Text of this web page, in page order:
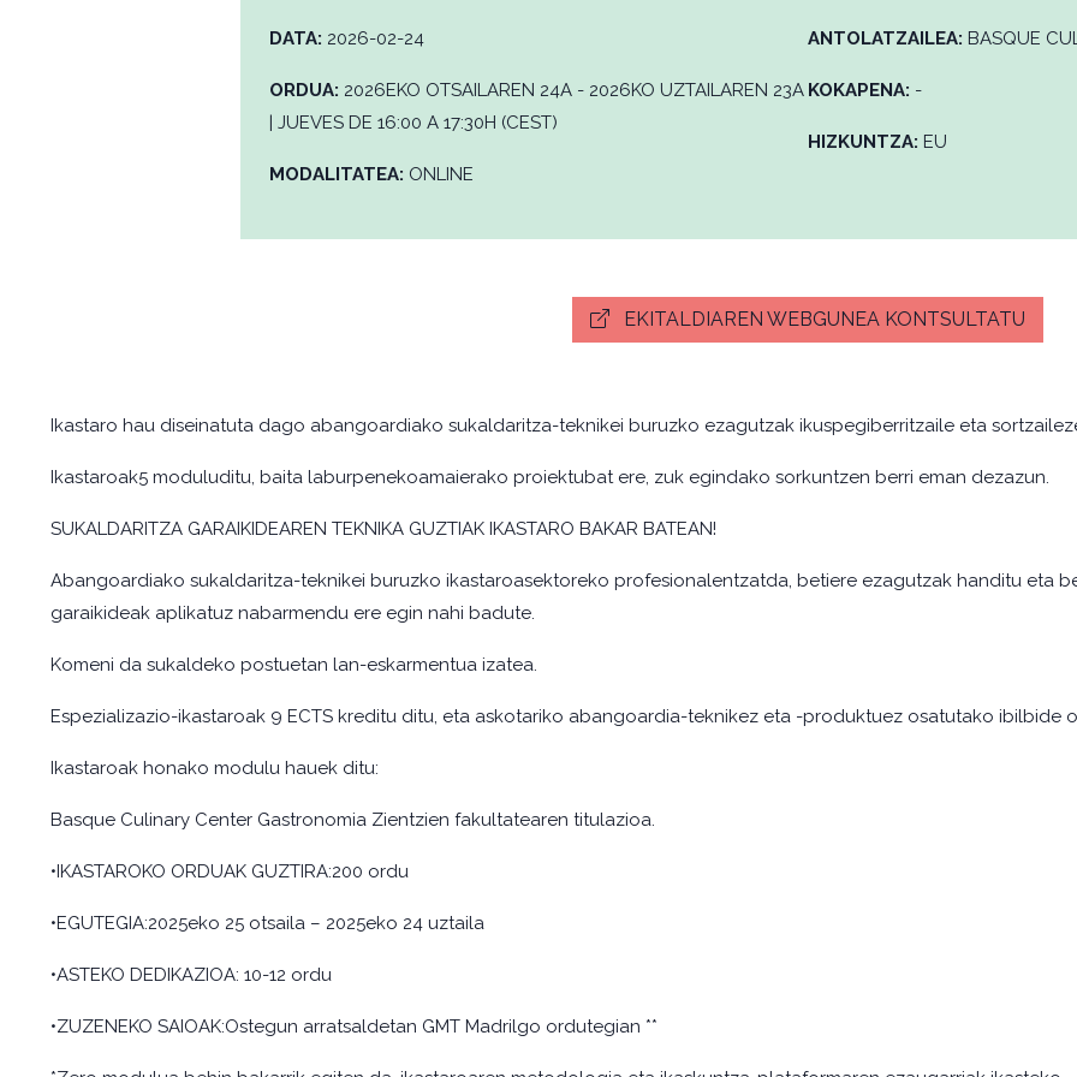
DATA: 2026-02-24
ORDUA: 2026EKO OTSAILAREN 24A - 2026KO UZTAILAREN 23A
| JUEVES DE 16:00 A 17:30H (CEST)
MODALITATEA: ONLINE
ANTOLATZAILEA: BASQUE
KOKAPENA: -
HIZKUNTZA: EU
EKITALDIAREN WEBGUNEA KONTSULTATU
Ikastaro hau diseinatuta dago abangoardiako sukaldaritza-teknikei buruzko ezagutzak ikuspegiberritzaile eta
Ikastaroak5 moduluditu, baita laburpenekoamaierako proiektubat ere, zuk egindako sorkuntzen berri eman dezazun.
SUKALDARITZA GARAIKIDEAREN TEKNIKA GUZTIAK IKASTARO BAKAR BATEAN!
Abangoardiako sukaldaritza-teknikei buruzko ikastaroasektoreko profesionalentzatda, betiere ezagutzak handitu eta
garaikideak aplikatuz nabarmendu ere egin nahi badute.
Komeni da sukaldeko postuetan lan-eskarmentua izatea.
Espezializazio-ikastaroak 9 ECTS kreditu ditu, eta askotariko abangoardia-teknikez eta -produktuez osatutako ibilbide
Ikastaroak honako modulu hauek ditu:
Basque Culinary Center Gastronomia Zientzien fakultatearen titulazioa.
•IKASTAROKO ORDUAK GUZTIRA:200 ordu
•EGUTEGIA:2025eko 25 otsaila – 2025eko 24 uztaila
•ASTEKO DEDIKAZIOA: 10-12 ordu
•ZUZENEKO SAIOAK:Ostegun arratsaldetan GMT Madrilgo ordutegian **